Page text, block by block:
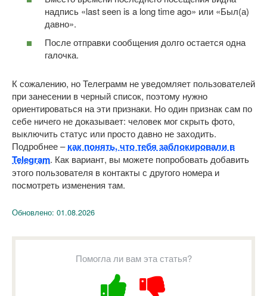
надпись «last seen is a long time ago» или «Был(а)
давно».
После отправки сообщения долго остается одна
галочка.
К сожалению, но Телеграмм не уведомляет пользователей
при занесении в черный список, поэтому нужно
ориентироваться на эти признаки. Но один признак сам по
себе ничего не доказывает: человек мог скрыть фото,
выключить статус или просто давно не заходить.
Подробнее –как понять, что тебя заблокировали в
Telegram. Как вариант, вы можете попробовать добавить
этого пользователя в контакты с другого номера и
посмотреть изменения там.
Обновлено: 01.08.2026
Помогла ли вам эта статья?